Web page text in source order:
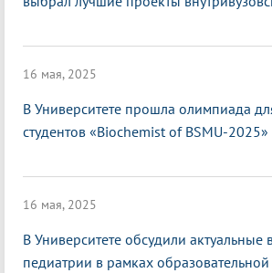
16 мая, 2025
В Университете прошла олимпиада
студентов «Biochemist of BSMU-2025»
16 мая, 2025
В Университете обсудили актуальные
педиатрии в рамках